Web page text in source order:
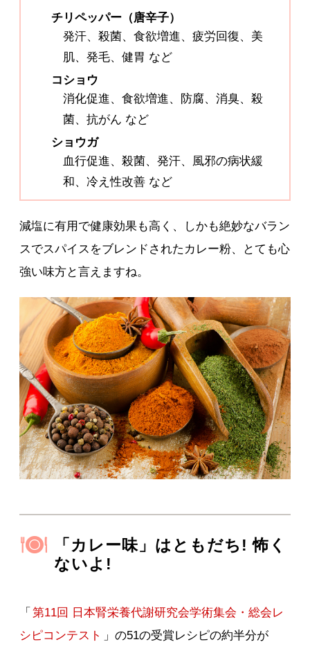
チリペッパー（唐辛子）
発汗、殺菌、食欲増進、疲労回復、美
肌、発毛、健胃 など
コショウ
消化促進、食欲増進、防腐、消臭、殺
菌、抗がん など
ショウガ
血行促進、殺菌、発汗、風邪の病状緩
和、冷え性改善 など
減塩に有用で健康効果も高く、しかも絶妙なバラン
スでスパイスをブレンドされたカレー粉、とても心
強い味方と言えますね。
「カレー味」はともだち! 怖く
ないよ!
「 第11回 日本腎栄養代謝研究会学術集会・総会レ
シピコンテスト
」の51の受賞レシピの約半分が